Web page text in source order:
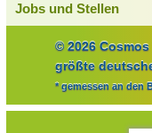
Jobs und Stellen
© 2026
größte
* gemessen an den